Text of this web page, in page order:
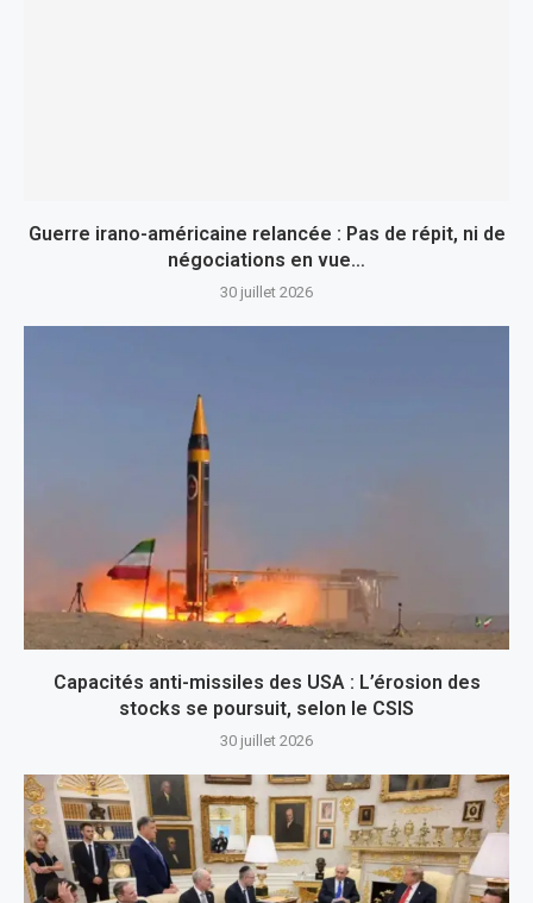
Guerre irano-américaine relancée : Pas de répit, ni de
négociations en vue…
30 juillet 2026
Capacités anti-missiles des USA : L’érosion des
stocks se poursuit, selon le CSIS
30 juillet 2026